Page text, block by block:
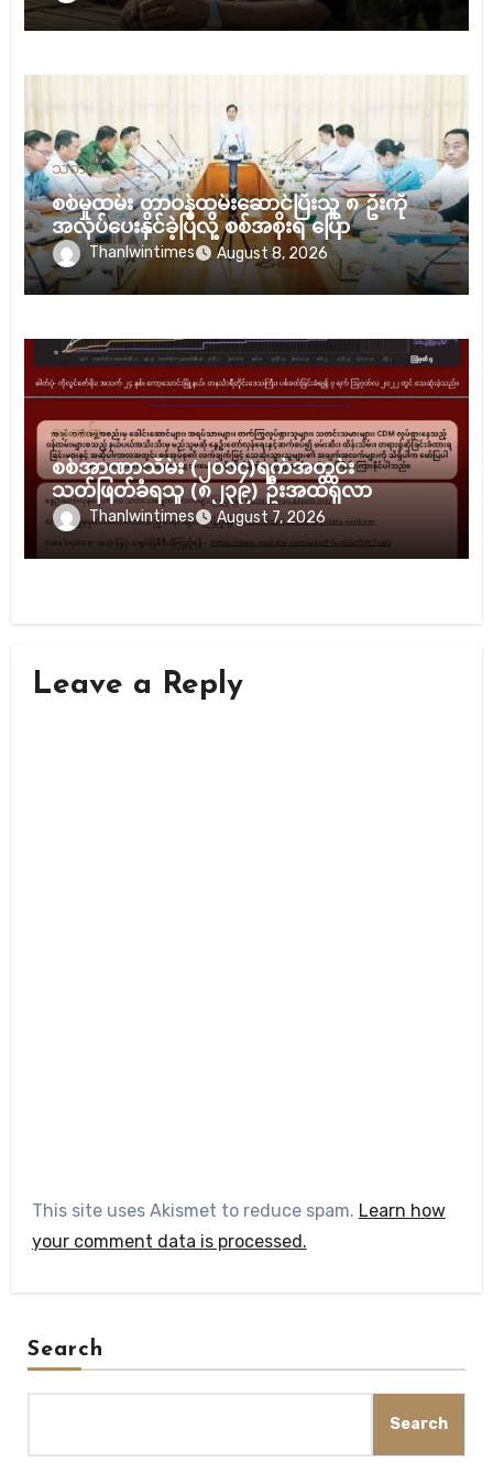
သတင်း
စစ်မှုထမ်း တာဝန်ထမ်းဆောင်ပြီးသူ ၈ ဦးကို
အလုပ်ပေးနိုင်ခဲ့ပြီလို့ စစ်အစိုးရ ပြော
Thanlwintimes August 8, 2026
သတင်း
စစ်အာဏာသိမ်း (၂၀၁၄)ရက်အတွင်း
သတ်ဖြတ်ခံရသူ (၈၂၃၉) ဦးအထိရှိလာ
Thanlwintimes August 7, 2026
Leave a Reply
This site uses Akismet to reduce spam. Learn how
your comment data is processed.
Search
Search